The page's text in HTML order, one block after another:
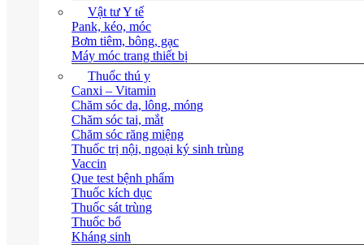
Vật tư Y tế
Pank, kéo, móc
Bơm tiêm, bông, gạc
Máy móc trang thiết bị
Thuốc thú y
Canxi – Vitamin
Chăm sóc da, lông, móng
Chăm sóc tai, mắt
Chăm sóc răng miệng
Thuốc trị nội, ngoại ký sinh trùng
Vaccin
Que test bệnh phẩm
Thuốc kích dục
Thuốc sát trùng
Thuốc bổ
Kháng sinh